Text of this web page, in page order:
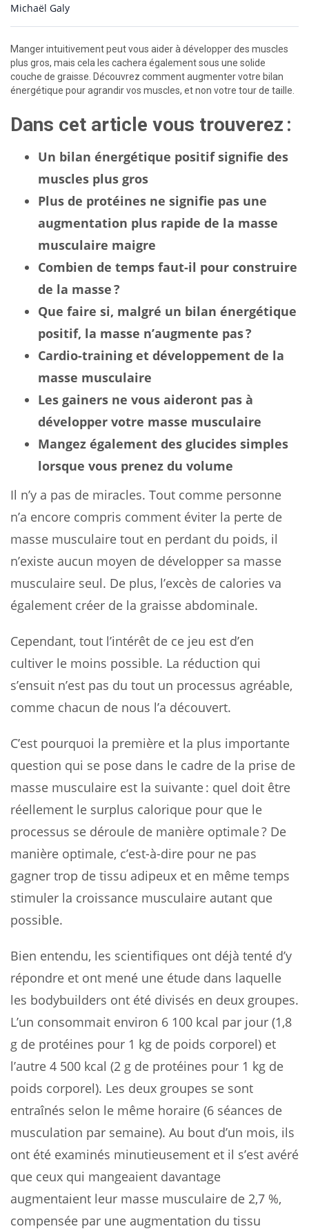
Michaël Galy
Manger intuitivement peut vous aider à développer des muscles
plus gros, mais cela les cachera également sous une solide
couche de graisse. Découvrez comment augmenter votre bilan
énergétique pour agrandir vos muscles, et non votre tour de taille.
Dans cet article vous trouverez :
Un bilan énergétique positif signifie des
muscles plus gros
Plus de protéines ne signifie pas une
augmentation plus rapide de la masse
musculaire maigre
Combien de temps faut-il pour construire
de la masse ?
Que faire si, malgré un bilan énergétique
positif, la masse n’augmente pas ?
Cardio-training et développement de la
masse musculaire
Les gainers ne vous aideront pas à
développer votre masse musculaire
Mangez également des glucides simples
lorsque vous prenez du volume
Il n’y a pas de miracles. Tout comme personne
n’a encore compris comment éviter la perte de
masse musculaire tout en perdant du poids, il
n’existe aucun moyen de développer sa masse
musculaire seul. De plus, l’excès de calories va
également créer de la graisse abdominale.
Cependant, tout l’intérêt de ce jeu est d’en
cultiver le moins possible. La réduction qui
s’ensuit n’est pas du tout un processus agréable,
comme chacun de nous l’a découvert.
C’est pourquoi la première et la plus importante
question qui se pose dans le cadre de la prise de
masse musculaire est la suivante : quel doit être
réellement le surplus calorique pour que le
processus se déroule de manière optimale ? De
manière optimale, c’est-à-dire pour ne pas
gagner trop de tissu adipeux et en même temps
stimuler la croissance musculaire autant que
possible.
Bien entendu, les scientifiques ont déjà tenté d’y
répondre et ont mené une étude dans laquelle
les bodybuilders ont été divisés en deux groupes.
L’un consommait environ 6 100 kcal par jour (1,8
g de protéines pour 1 kg de poids corporel) et
l’autre 4 500 kcal (2 g de protéines pour 1 kg de
poids corporel). Les deux groupes se sont
entraînés selon le même horaire (6 séances de
musculation par semaine). Au bout d’un mois, ils
ont été examinés minutieusement et il s’est avéré
que ceux qui mangeaient davantage
augmentaient leur masse musculaire de 2,7 %,
compensée par une augmentation du tissu